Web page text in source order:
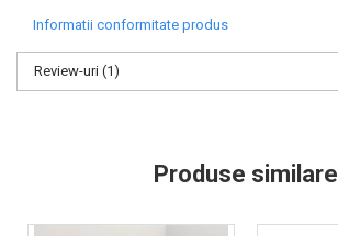
Informatii conformitate produs
Review-uri (1)
Produse similare